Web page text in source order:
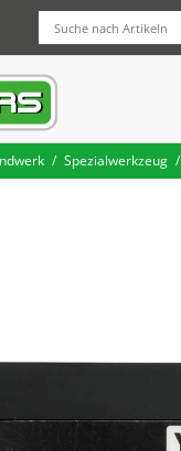
Spezialwerkzeug